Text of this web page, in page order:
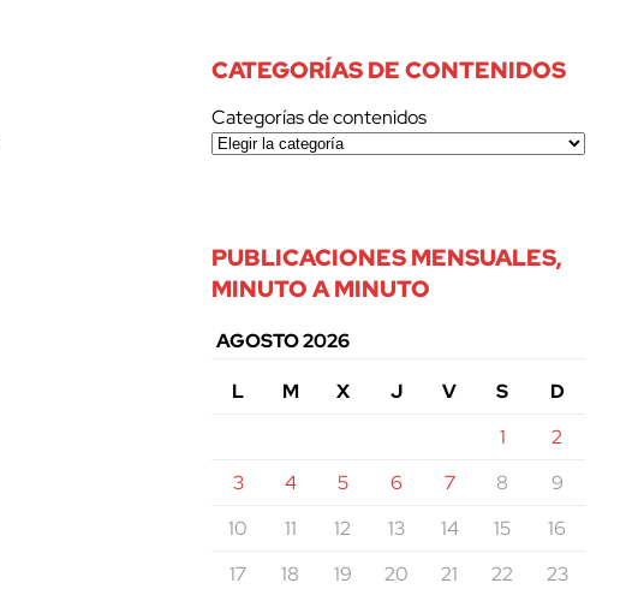
CATEGORÍAS DE CONTENIDOS
Categorías de contenidos
PUBLICACIONES MENSUALES,
MINUTO A MINUTO
AGOSTO 2026
L
M X J V S
D
1
2
3
4 5 6 7 8
9
10
11 12 13 14 15
16
17
18 19 20 21 22
23